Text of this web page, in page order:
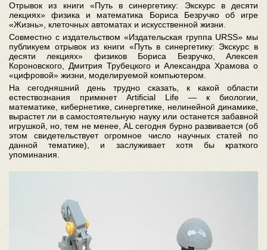
Отрывок из книги «Путь в синергетику: Экскурс в десяти
лекциях» физика и математика Бориса Безручко об игре
«Жизнь», клеточных автоматах и искусственной жизни.
Совместно с издательством «Издательская группа URSS» мы
публикуем отрывок из книги «Путь в синергетику: Экскурс в
десяти лекциях» физиков Бориса Безручко, Алексея
Короновского, Дмитрия Трубецкого и Александра Храмова о
«цифровой» жизни, моделируемой компьютером.
На сегодняшний день трудно сказать, к какой области
естествознания примкнет Artiﬁcial Life — к биологии,
математике, кибернетике, синергетике, нелинейной динамике,
вырастет ли в самостоятельную науку или останется забавной
игрушкой, но, тем не менее, AL сегодня бурно развивается (об
этом свидетельствует огромное число научных статей по
данной тематике), и заслуживает хотя бы краткого
упоминания.